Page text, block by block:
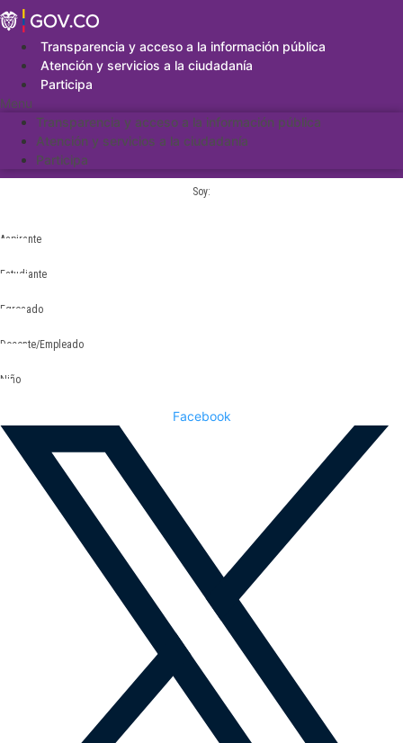
Saltar
al
contenidoTransparencia y acceso a la información pública
Atención y servicios a la ciudadanía
Participa
Menu
Transparencia y acceso a la información pública
Atención y servicios a la ciudadanía
Participa
Soy:
Aspirante
Estudiante
Egresado
Docente/Empleado
Niño
Facebook